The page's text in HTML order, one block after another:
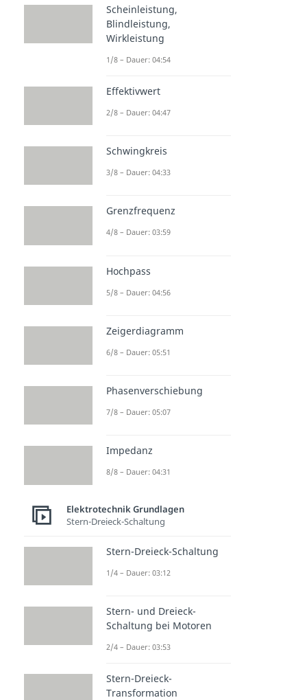
Scheinleistung,
Blindleistung,
Wirkleistung
1/8 – Dauer: 04:54
Effektivwert
2/8 – Dauer: 04:47
Schwingkreis
3/8 – Dauer: 04:33
Grenzfrequenz
4/8 – Dauer: 03:59
Hochpass
5/8 – Dauer: 04:56
Zeigerdiagramm
6/8 – Dauer: 05:51
Phasenverschiebung
7/8 – Dauer: 05:07
Impedanz
8/8 – Dauer: 04:31
Elektrotechnik Grundlagen
Stern-Dreieck-Schaltung
Stern-Dreieck-Schaltung
1/4 – Dauer: 03:12
Stern- und Dreieck-
Schaltung bei Motoren
2/4 – Dauer: 03:53
Stern-Dreieck-
Transformation